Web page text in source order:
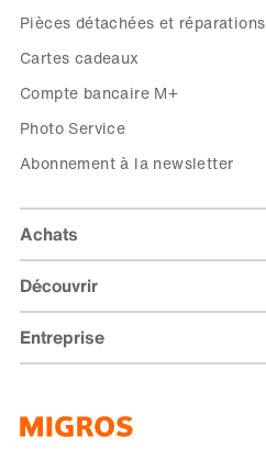
Pièces détachées et réparations
Cartes cadeaux
Compte bancaire M+
Photo Service
Abonnement à la newsletter
Achats
Livraison et frais de livraison
Abonnement de livraison
Moyens de paiement
Cumulus
Découvrir
Migusto
iMpuls
Entreprise
Développement durable